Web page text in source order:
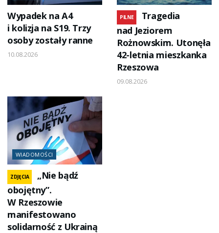
Wypadek na A4
i kolizja na S19. Trzy
osoby zostały ranne
10.08.2026
PILNE
Tragedia
nad Jeziorem
Rożnowskim. Utonęła
42-letnia mieszkanka
Rzeszowa
09.08.2026
WIADOMOŚCI
ZDJĘCIA
„Nie bądź
obojętny”.
W Rzeszowie
manifestowano
solidarność z Ukrainą